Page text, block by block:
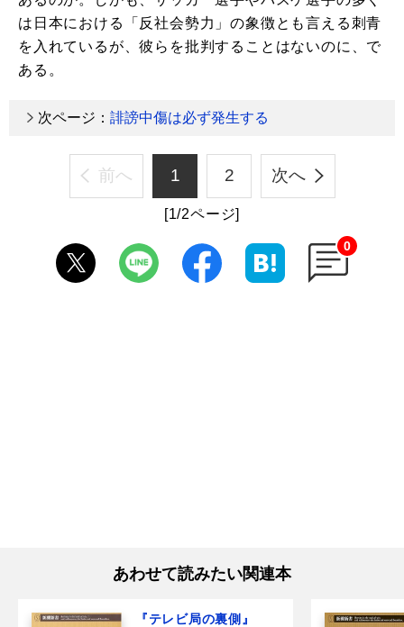
は日本における「反社会勢力」の象徴とも言える刺青
を入れているが、彼らを批判することはないのに、で
ある。
次ページ： 誹謗中傷は必ず発生する
前へ 1 2 次へ
[1/2ページ]
0
あわせて読みたい関連本
『テレビ局の裏側』